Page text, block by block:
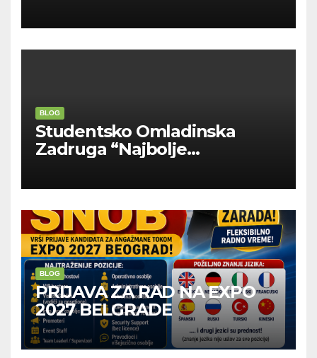
BLOG
Studentsko Omladinska
Zadruga “Najbolje
BLOG
PRIJAVA ZA RAD NA EXPO
2027 BELGRADE